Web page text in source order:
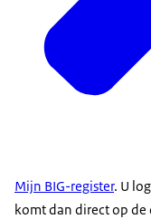
Mijn BIG-register. U
komt dan direct op de